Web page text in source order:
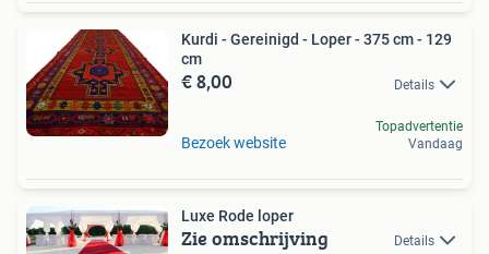
Kurdi - Gereinigd - Loper - 375 cm - 129
cm
€ 8,00 Details
Bezoek website
Topadvertentie
Vandaag
Luxe Rode loper
Zie omschrijving Details